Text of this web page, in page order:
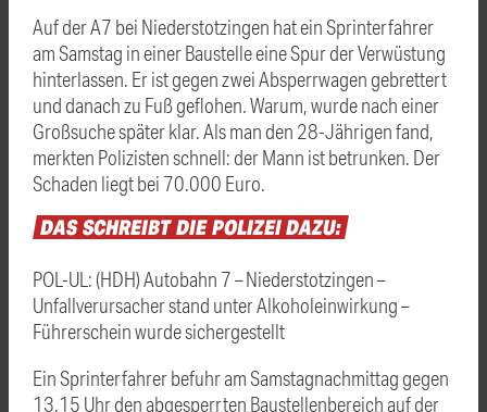
Auf der A7 bei Niederstotzingen hat ein Sprinterfahrer
am Samstag in einer Baustelle eine Spur der Verwüstung
hinterlassen. Er ist gegen zwei Absperrwagen gebrettert
und danach zu Fuß geflohen. Warum, wurde nach einer
Großsuche später klar. Als man den 28-Jährigen fand,
merkten Polizisten schnell: der Mann ist betrunken. Der
Schaden liegt bei 70.000 Euro.
DASSCHREIBTDIEPOLIZEIDAZU:
POL-UL: (HDH) Autobahn 7 – Niederstotzingen –
Unfallverursacher stand unter Alkoholeinwirkung –
Führerschein wurde sichergestellt
Ein Sprinterfahrer befuhr am Samstagnachmittag gegen
13.15 Uhr den abgesperrten Baustellenbereich auf der